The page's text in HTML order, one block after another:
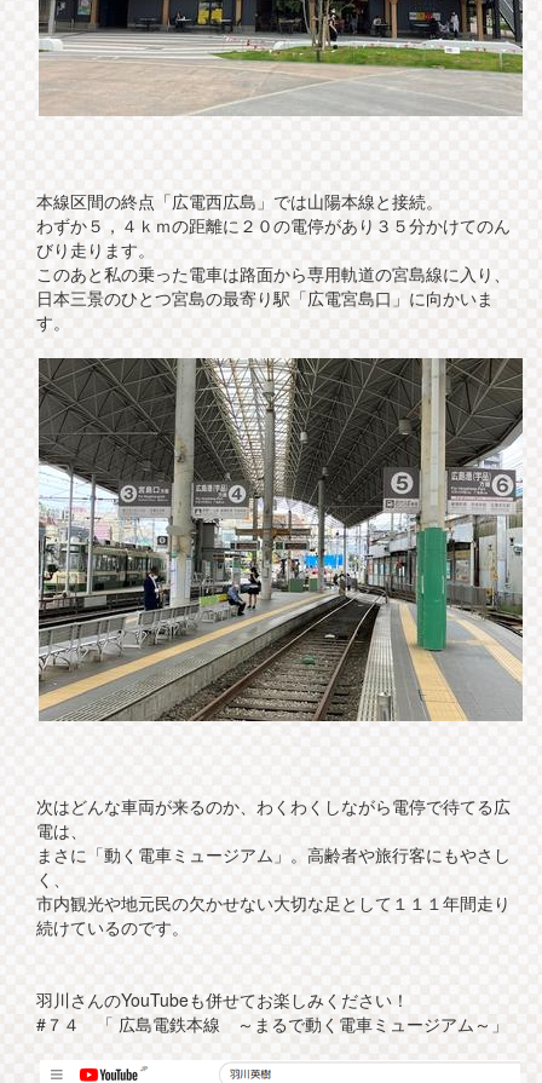
本線区間の終点「広電西広島」では山陽本線と接続。
わずか５，４ｋｍの距離に２０の電停があり３５分かけてのん
びり走ります。
このあと私の乗った電車は路面から専用軌道の宮島線に入り、
日本三景のひとつ宮島の最寄り駅「広電宮島口」に向かいま
す。
次はどんな車両が来るのか、わくわくしながら電停で待てる広
電は、
まさに「動く電車ミュージアム」。高齢者や旅行客にもやさし
く、
市内観光や地元民の欠かせない大切な足として１１１年間走り
続けているのです。
羽川さんのYouTubeも併せてお楽しみください！
#７４ 「 広島電鉄本線 ～まるで動く電車ミュージアム～」